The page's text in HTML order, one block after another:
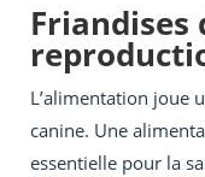
Friandises
L’alimentation joue
canine. Une
essentielle pour la